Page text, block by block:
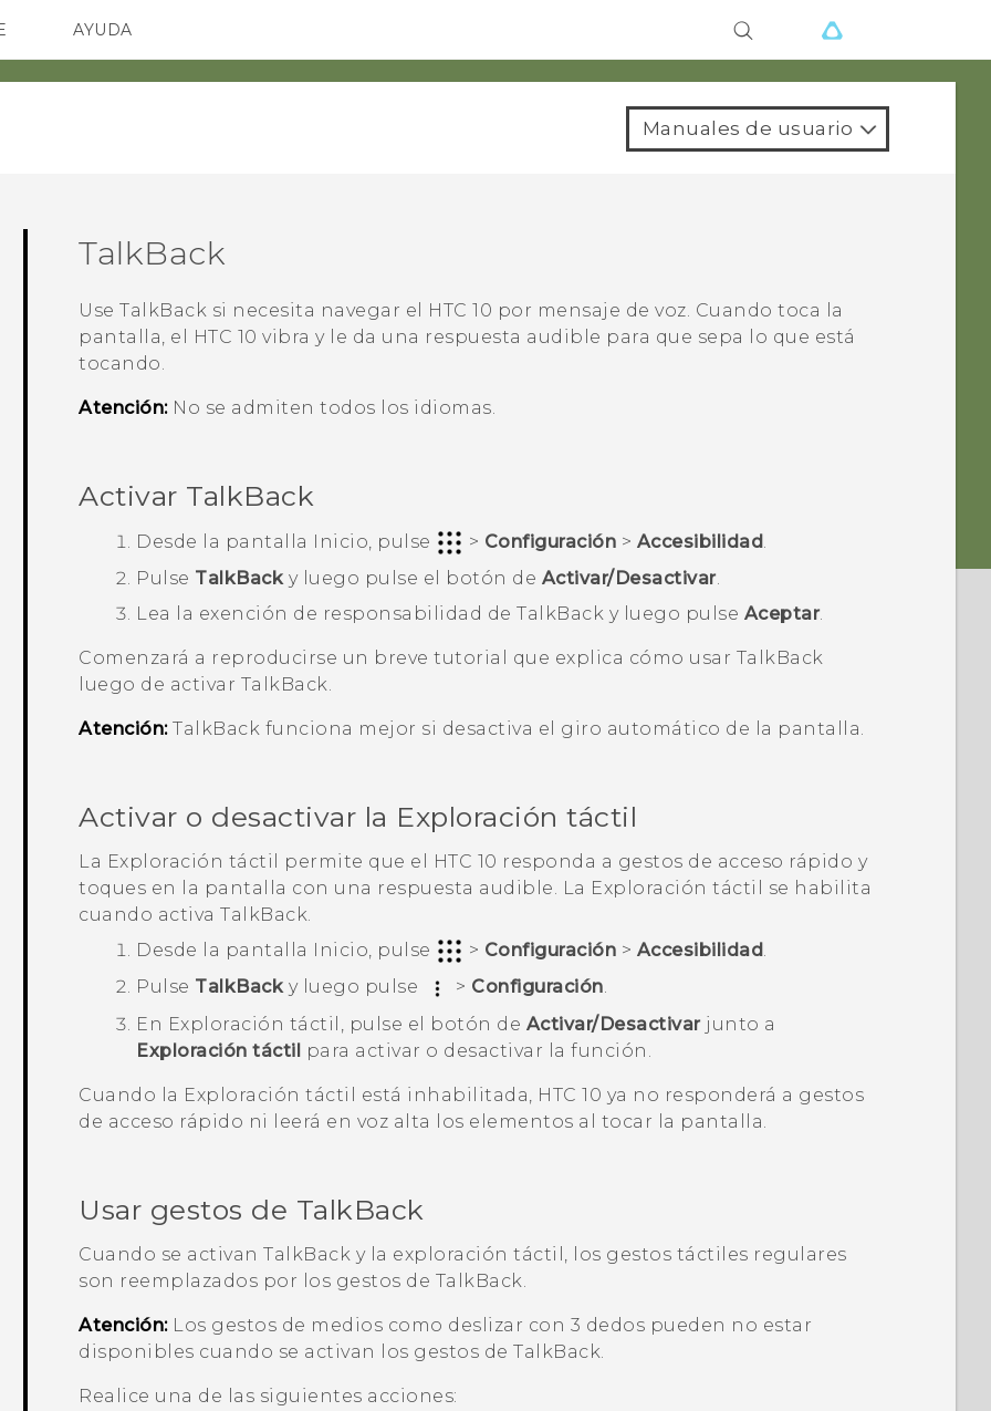
SMARTPHONES
AYUDA
Devices & Accessories
Manuales de usuario
TalkBack
UseTalkBack si necesita navegar el HTC 10 por mensaje de voz. Cuando toca la
pantalla, el
HTC 10 vibra y le da una respuesta audible para que sepa lo que está
tocando.
Atención:No se admiten todos los idiomas.
Activar TalkBack
Desde la pantalla Inicio , pulse > Configuración > Accesibilidad
Pulse TalkBacky luego pulse el botón de Activar/Desactivar.
Lea la exención de responsabilidad deTalkBack y luego pulse Aceptar.
Comenzará a reproducirse un breve tutorial que explica cómo usar TalkBack
luego de activar TalkBack.
Atención: TalkBack funciona mejor si desactiva el giro automático de la pantalla.
Activar o desactivar la Exploración táctil
La Exploración táctil permite que el HTC 10 responda a gestos de acceso rápido y
toques en la pantalla con una respuesta audible. La Exploración táctil se habilita
cuando activaTalkBack.
Desde la pantalla
Inicio, pulse > Configuración > Accesibilidad .
Pulse TalkBacky luego pulse > Configuración.
En Exploración táctil, pulse el botón de Activar/Desactivarjunto a
Exploración táctil para activar o desactivar la función.
Cuando la Exploración táctil está inhabilitada, HTC 10 ya no responderá a gestos
de acceso rápido ni leerá en voz alta los elementos al tocar la pantalla.
Usar gestos de TalkBack
Cuando se activanTalkBack y la exploración táctil, los gestos táctiles regulares
son reemplazados por los gestos de TalkBack.
Atención:Los gestos de medios como deslizar con 3 dedos pueden no estar
disponibles cuando se activan los gestos deTalkBack.
Realice una de las siguientes acciones: